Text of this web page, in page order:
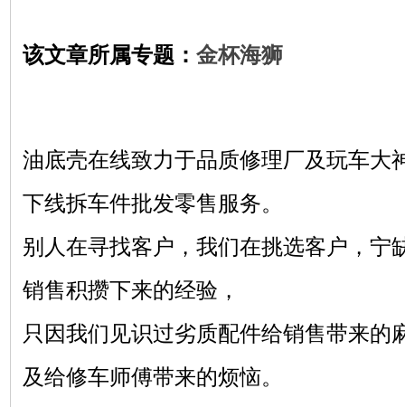
该文章所属专题： 金杯海狮
油底壳在线致力于品质修理厂及玩车大
下线拆车件批发零售服务。
别人在寻找客户，我们在挑选客户，宁
销售积攒下来的经验，
只因我们见识过劣质配件给销售带来的
及给修车师傅带来的烦恼。